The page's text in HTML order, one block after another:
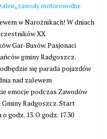
, zawody motorowodne
w Narożnikach! W dniach
XX
Gar-Busów. Pasjonaci
gminy Radgoszcz.
się parada pojazdów
nad zalewem
emocje podczas Zawodów
Radgoszcz. Start
godz. 13. O godz. 17.30